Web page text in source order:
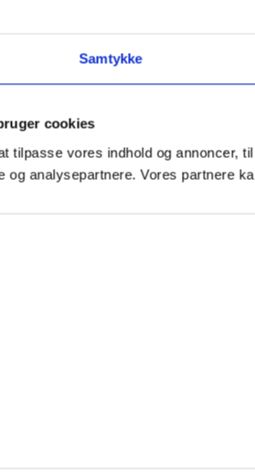
Samtykke
cookies
tilpasse vores indhold og annoncer,
og analysepartnere. Vores partnere